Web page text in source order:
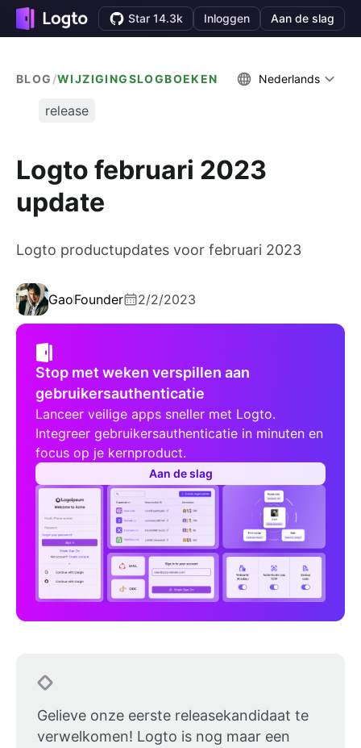
Star 14.3k Inloggen Aan de slag
BLOG /WIJZIGINGSLOGBOEKEN Nederlands
release
Logto februari 2023
update
Logto productupdates voor februari 2023
GaoFounder 2/2/2023
Stop met weken verspillen aan
gebruikersauthenticatie
Lanceer veilige apps sneller met Logto.
Integreer gebruikersauthenticatie in minuten en
focus op je kernproduct.
Aan de slag
Gelieve onze eerste releasekandidaat te
verwelkomen! Logto is nog maar een